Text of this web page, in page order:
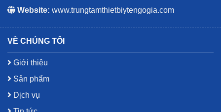
Website: www.trungtamthietbiytengogia.com
VỀ CHÚNG TÔI
Giới thiệu
Sản phẩm
Dịch vụ